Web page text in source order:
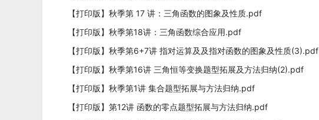
【打印版】秋季第 17 讲：三角函数的图象及性质.pdf
【打印版】秋季第18讲：三角函数综合应用.pdf
【打印版】秋季第6+7讲 指对运算及及指对函数的图象及性质(3).pdf
【打印版】秋季第16讲 三角恒等变换题型拓展及方法归纳(2).pdf
【打印版】秋季第1讲 集合题型拓展与方法归纳.pdf
【打印版】第12讲 函数的零点题型拓展与方法归纳.pdf